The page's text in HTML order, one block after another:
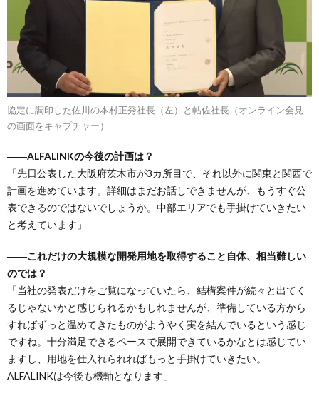
協定に調印した佐川の本村正秀社長（左）と帖佐社長（オンライン会見
の画面をキャプチャー）
――ALFALINKの今後の計画は？
「先日公表した大阪府茨木市が3カ所目で、それ以外に関東と関西で
計画を進めています。詳細はまだお話しできませんが、もうすぐ公
表できるのではないでしょうか。中部エリアでも手掛けていきたい
と考えています」
――これだけの大規模な開発用地を取得すること自体、相当難しい
のでは？
「当社の発表だけをご覧になっていたら、結構案件が続々と出てく
るじゃないかと感じられるかもしれませんが、準備している方から
すればずっと温めてきたものがようやく実を結んでいるという感じ
ですね。十分満足できるペースで展開できているかなとは感じてい
ますし、用地を仕入れられればもっと手掛けていきたい。
ALFALINKは今後も機軸となります」